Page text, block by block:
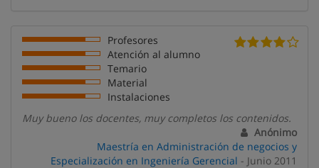
Profesores
Atención al alumno
Temario
Material
Instalaciones
Muy bueno los docentes, muy completos los contenidos.
Anónimo
Maestría en Administración de negocios y
Especialización en Ingeniería Gerencial - Junio 2011